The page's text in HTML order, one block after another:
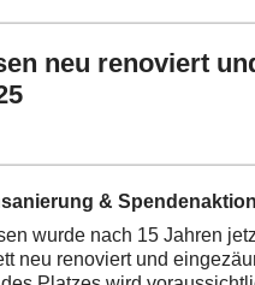
neu renoviert
&
wurde nach 15 Jahren
neu renoviert und